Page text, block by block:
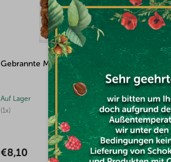
Gebrannte Cashewkerne 100g
(1x)
Auf Lager
€2,51